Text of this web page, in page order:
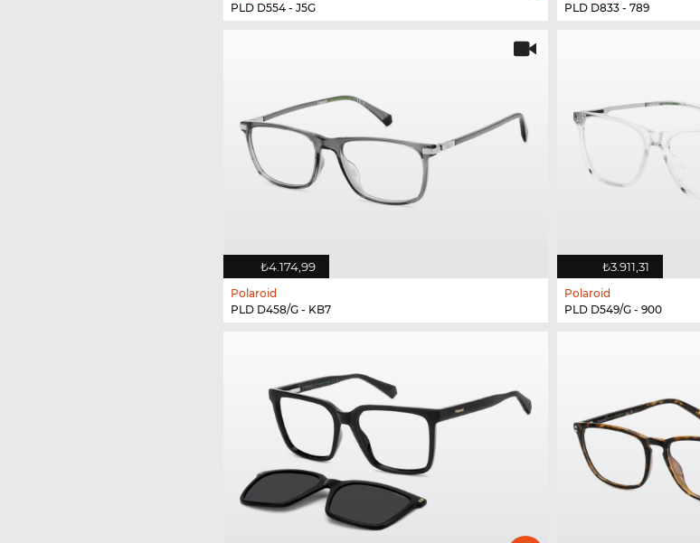
PLD D554 - J5G
PLD D833 - 789
₺4.174,99
Polaroid
PLD D458/G - KB7
₺3.911,31
Polaroid
PLD D549/G - 900